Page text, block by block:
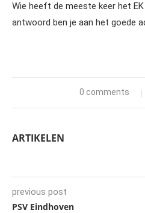
Wie heeft de meeste keer het
antwoord ben je aan het goede
0 comments
ARTIKELEN
previous post
PSV Eindhoven